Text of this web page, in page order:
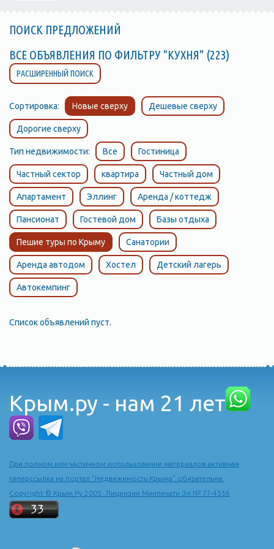
ПОИСК ПРЕДЛОЖЕНИЙ
ВСЕ ОБЪЯВЛЕНИЯ ПО ФИЛЬТРУ "КУХНЯ" (223)
РАСШИРЕННЫЙ ПОИСК
Сортировка: Новые сверху Дешевые сверху
Дорогие сверху
Тип недвижимости: Все Гостиница
Частный сектор квартира Частный дом
Апартамент Эллинг Аренда / коттедж
Пансионат Гостевой дом Базы отдыха
Пешие туры по Крыму Санатории
Аренда автодом Хостел Детский лагерь
Автокемпинг
Список объявлений пуст.
Крым.ру - нам 21 лет
При полном или частичном использовании материалов активная
гиперссылка на портал "Недвижимость Крыма" обязательна.
Copyright © Крым.Ру 2005. Лицензия Минпечати Эл № 77-4556